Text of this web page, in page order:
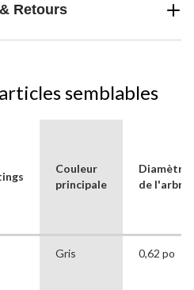
Retours
semblables
Couleur
principale
Diamètre
de l'arbre
Gris 0,62 po